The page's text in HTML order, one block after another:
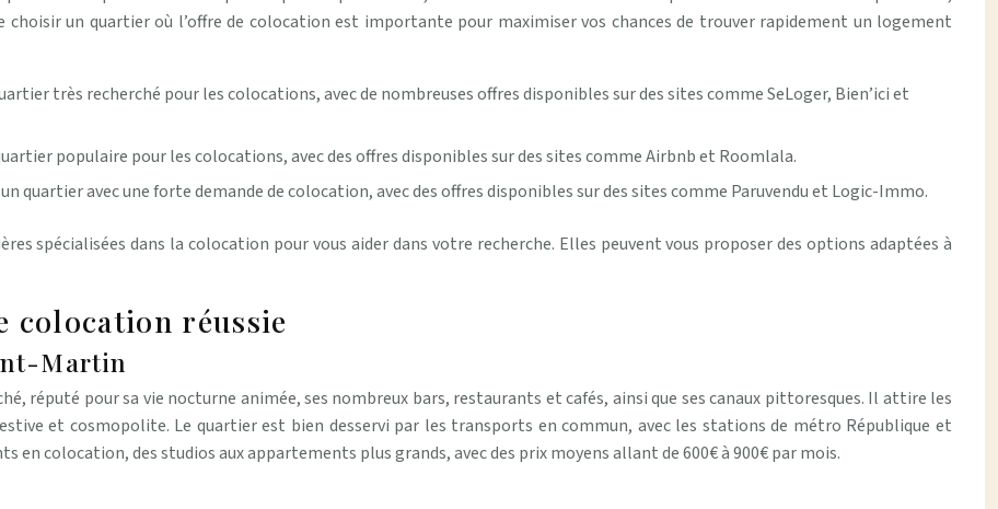
un quartier où l’offre de colocation est importante pour maximiser vos chances de trouver rapidement un logement
très recherché pour les colocations, avec de nombreuses offres disponibles sur des sites comme SeLoger, Bien’ici et
populaire pour les colocations, avec des offres disponibles sur des sites comme Airbnb et Roomlala.
quartier avec une forte demande de colocation, avec des offres disponibles sur des sites comme Paruvendu et Logic-Immo.
spécialisées dans la colocation pour vous aider dans votre recherche. Elles peuvent vous proposer des options adaptées à
colocation réussie
Martin
réputé pour sa vie nocturne animée, ses nombreux bars, restaurants et cafés, ainsi que ses canaux pittoresques. Il attire les
et cosmopolite. Le quartier est bien desservi par les transports en commun, avec les stations de métro République et
en colocation, des studios aux appartements plus grands, avec des prix moyens allant de 600€ à 900€ par mois.